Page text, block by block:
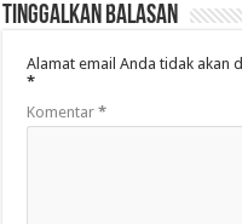
Tinggalkan Balasan
Alamat email Anda tidak akan
*
Komentar*